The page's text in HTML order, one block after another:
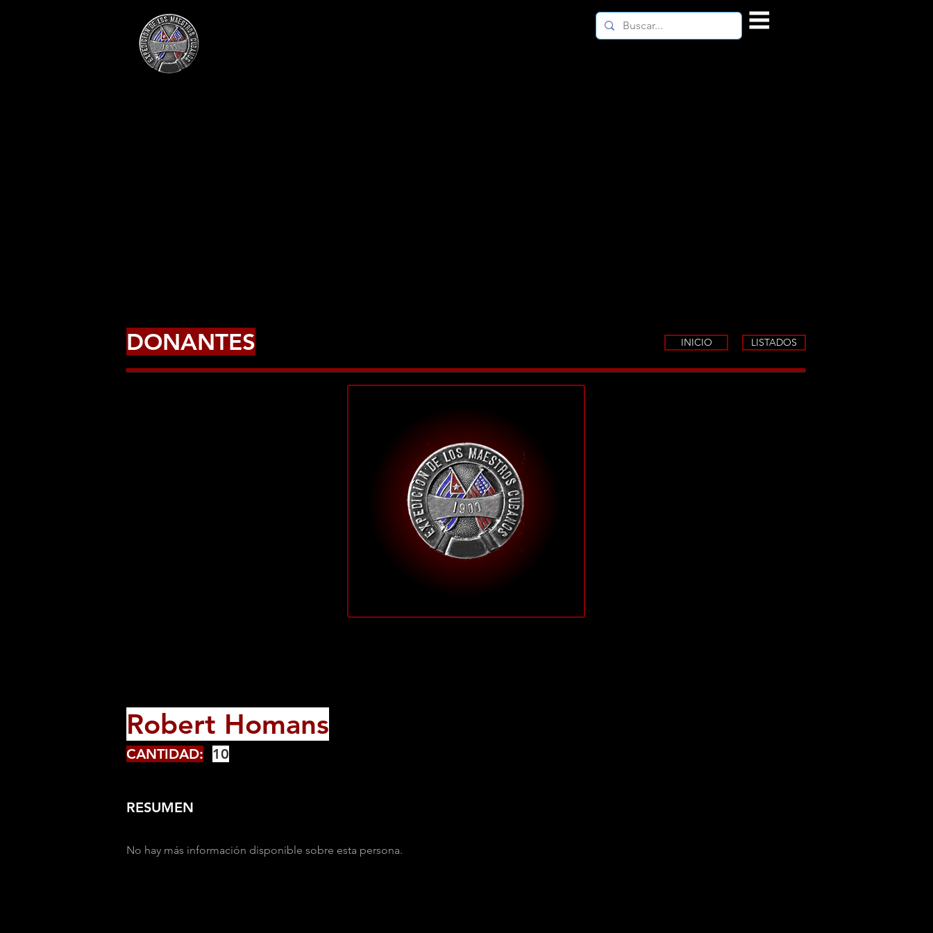
DONANTES INICIO LISTADOS
Robert Homans
CANTIDAD: 10
RESUMEN
No hay más información disponible sobre esta persona.